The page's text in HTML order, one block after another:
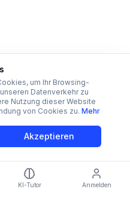
um Ihr Browsing-
Datenverkehr zu
Nutzung dieser Website
von Cookies zu. Mehr
Akzeptieren
KI-Tutor Anmelden